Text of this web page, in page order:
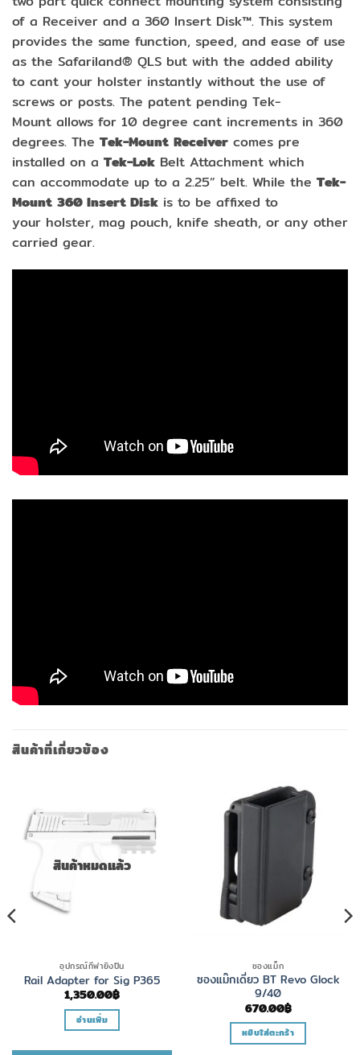
of a Receiver and a 360 Insert Disk™. This system
provides the same function, speed, and ease of use
as the Safariland® QLS but with the added ability
to cant your holster instantly without the use of
screws or posts. The patent pending Tek-
Mount allows for 10 degree cant increments in 360
degrees. The Tek-Mount Receiver comes pre
installed on a Tek-Lok Belt Attachment which
can accommodate up to a 2.25” belt. While the Tek-
Mount 360 Insert Disk is to be affixed to
your holster, mag pouch, knife sheath, or any other
carried gear.
สินค้าที่เกี่ยวข้อง
สินค้าหมดแล้ว
อุปกรณ์กีฬายิงปืน
Rail Adapter for Sig P365
1,350.00฿
อ่านเพิ่ม
ซองแม็ก
ซองแม๊กเดี่ยว BT Revo Glock
9/40
670.00฿
หยิบใส่ตะกร้า